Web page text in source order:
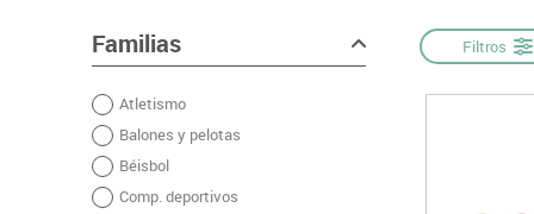
Dibujo técnico y artístico
Escritura y corrección
Higiene
Informática
Manualidades
Material escolar
Mobiliario tecnológico
Monitores interactivos
Lego
Familias
Atletismo
Balones y pelotas
Béisbol
Comp. deportivos
Filtros